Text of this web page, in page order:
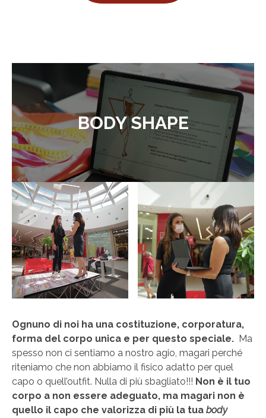
BODY SHAPE
Ognuno di noi ha una costituzione, corporatura,
forma del corpo unica e per questo speciale. Ma
spesso non ci sentiamo a nostro agio, magari perché
riteniamo che non abbiamo il fisico adatto per quel
capo o quell’outfit. Nulla di più sbagliato!!! Non è il tuo
corpo a non essere adeguato, ma magari non è
quello il capo che valorizza di più la tua body